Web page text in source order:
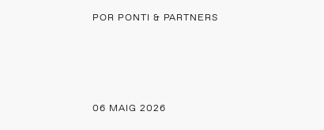
POR PONTI & PARTNERS
06 MAIG 2026